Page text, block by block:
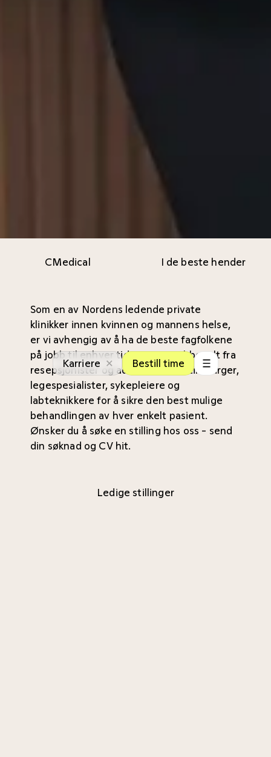
Karriere Bestill time
CMedical I de beste hender
Som en av Nordens ledende private
klinikker innen kvinnen og mannens helse,
er vi avhengig av å ha de beste fagfolkene
på jobb til enhver tid. Hos oss jobber alt fra
resepsjonister og administrasjon til kirurger,
legespesialister, sykepleiere og
labteknikkere for å sikre den best mulige
behandlingen av hver enkelt pasient.
Ønsker du å søke en stilling hos oss - send
din søknad og CV hit.
Ledige stillinger